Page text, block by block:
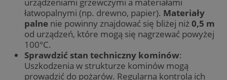
łatwopalnymi (np. drewno, papier). Materiały
palne nie powinny znajdować się bliżej niż0,5 m
od urządzeń, które mogą się nagrzewać powyżej
100°C.
Sprawdzić stan techniczny kominów:
Uszkodzenia w strukturze kominów mogą
prowadzić do pożarów. Regularna kontrola ich